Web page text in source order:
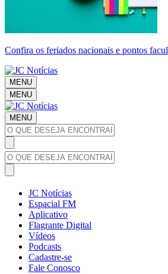
Confira os feriados nacionais e pontos
MENU
MENU
MENU
JC Notícias
Espacial FM
Aplicativo
Flagrante Digital
Vídeos
Podcasts
Cadastre-se
Fale Conosco